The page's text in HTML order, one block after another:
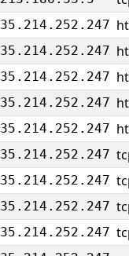
35.214.252.247
35.214.252.247
35.214.252.247
35.214.252.247
35.214.252.247
35.214.252.247
35.214.252.247
35.214.252.247
35.214.252.247